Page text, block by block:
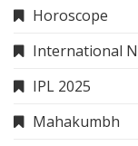
Horoscope
International
IPL 2025
Mahakumbh